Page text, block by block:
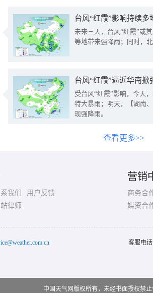
台风“红霞”影响持续
未来三天，台风“红霞”或
等地带来强降雨；同时，
台风“红霞”逼近华南
受台风“红霞”影响，今天
特大暴雨；明天，【湖南
现强降雨。
查看更多>>
我们
用户反馈
律师
营销
商务合
媒资合
客服电
中国天气网版权所有，未经书面授权